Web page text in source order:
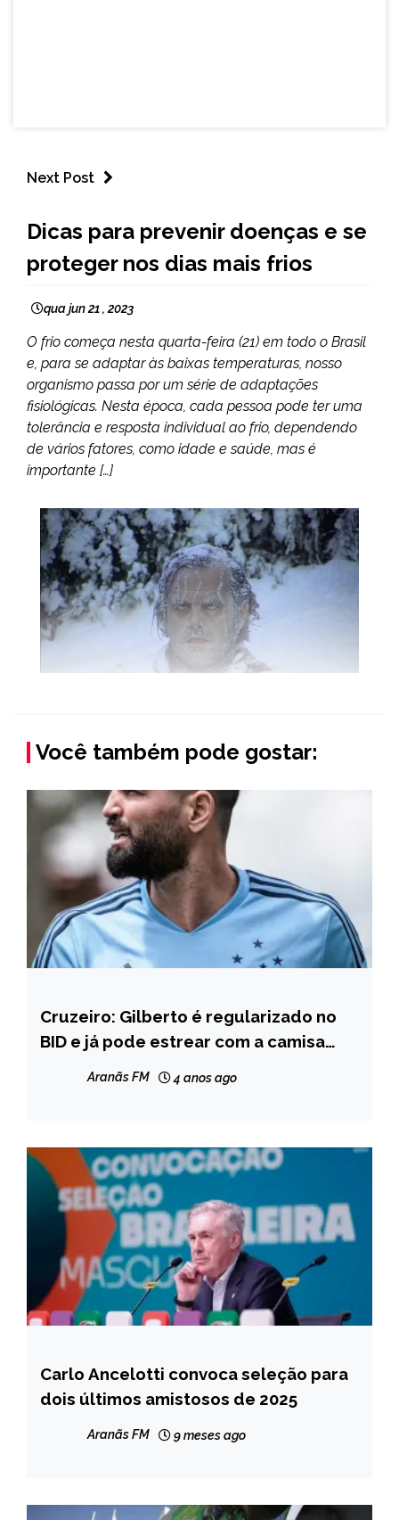
Next Post
CAPELINHA
MINAS
NOTÍCIAS
Dicas para prevenir doenças e se
proteger nos dias mais frios
qua jun 21 , 2023
O frio começa nesta quarta-feira (21) em todo o Brasil
e, para se adaptar às baixas temperaturas, nosso
organismo passa por um série de adaptações
fisiológicas. Nesta época, cada pessoa pode ter uma
tolerância e resposta individual ao frio, dependendo
de vários fatores, como idade e saúde, mas é
importante […]
Você também pode gostar:
ESPORTES
Cruzeiro: Gilberto é regularizado no
BID e já pode estrear com a camisa
Aranãs FM 4 anos ago
ESPORTES
NOTÍCIAS
Carlo Ancelotti convoca seleção para
dois últimos amistosos de 2025
Aranãs FM 9 meses ago